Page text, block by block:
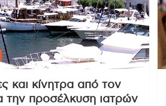
και κίνητρα από τον
την προσέλκυση ιατρών